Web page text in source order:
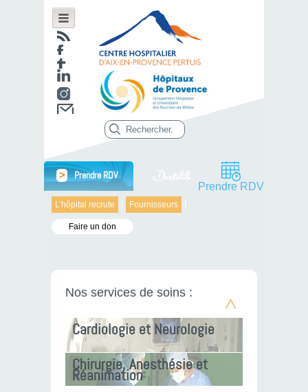
L’hôpital recrute Fournisseurs
Faire un don
> Prendre RDV
Prendre RDV
Nos services de soins :
Urgences, Gériatrie, Méd.
Cardiologie et Neurologie
Chirurgie, Anesthésie et
Réanimation